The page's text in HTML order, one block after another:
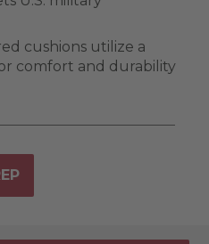
cushions utilize a
comfort and durability